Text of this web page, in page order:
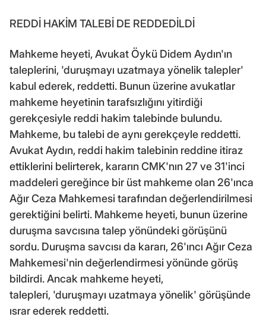
REDDİ HAKİM TALEBİ DE REDDEDİLDİ
Mahkeme heyeti, Avukat Öykü Didem Aydın'ın
taleplerini, 'duruşmayı uzatmaya yönelik talepler'
kabul ederek, reddetti. Bunun üzerine avukatlar
mahkeme heyetinin tarafsızlığını yitirdiği
gerekçesiyle reddi hakim talebinde bulundu.
Mahkeme, bu talebi de aynı gerekçeyle reddetti.
Avukat Aydın, reddi hakim talebinin reddine itiraz
ettiklerini belirterek, kararın CMK'nın 27 ve 31'inci
maddeleri gereğince bir üst mahkeme olan 26'ınca
Ağır Ceza Mahkemesi tarafından değerlendirilmesi
gerektiğini belirti. Mahkeme heyeti, bunun üzerine
duruşma savcısına talep yönündeki görüşünü
sordu. Duruşma savcısı da kararı, 26'ıncı Ağır Ceza
Mahkemesi'nin değerlendirmesi yönünde görüş
bildirdi. Ancak mahkeme heyeti,
talepleri, 'duruşmayı uzatmaya yönelik' görüşünde
ısrar ederek reddetti.